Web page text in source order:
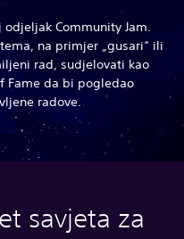
Community Jam.
na primjer „gusari“ ili
rad, sudjelovati kao
Fame da bi pogledao
radove.
savjeta za